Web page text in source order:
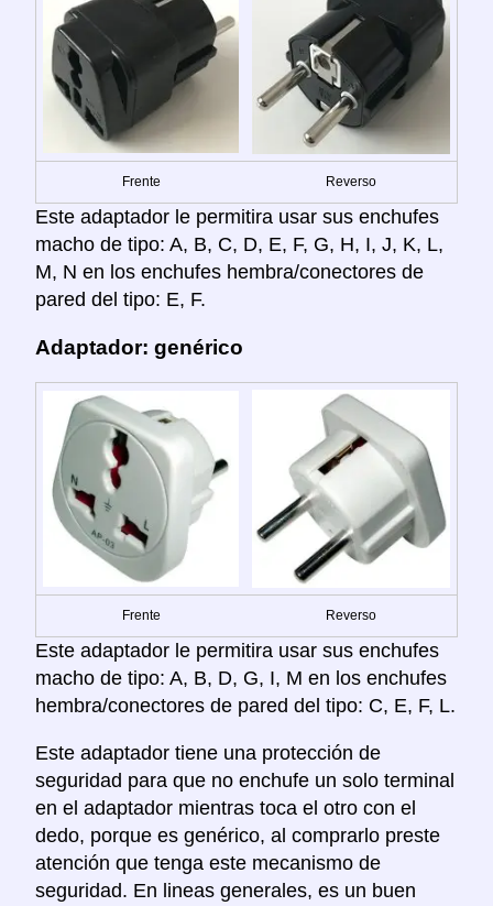
Frente Reverso
Este adaptador le permitira usar sus enchufes
macho de tipo: A, B, C, D, E, F, G, H, I, J, K, L,
M, N en los enchufes hembra/conectores de
pared del tipo: E, F.
Adaptador: genérico
Frente Reverso
Este adaptador le permitira usar sus enchufes
macho de tipo: A, B, D, G, I, M en los enchufes
hembra/conectores de pared del tipo: C, E, F, L.
Este adaptador tiene una protección de
seguridad para que no enchufe un solo terminal
en el adaptador mientras toca el otro con el
dedo, porque es genérico, al comprarlo preste
atención que tenga este mecanismo de
seguridad. En lineas generales, es un buen